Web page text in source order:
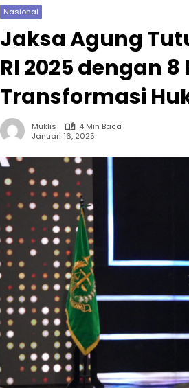
Nasional
Jaksa Agung
RI 2025 dengan
Transformasi
Muklis
4 Min Baca
Januari 16, 2025